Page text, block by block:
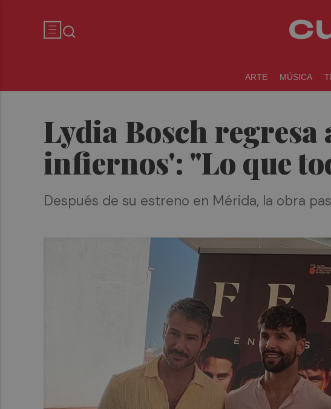
ARTE MÚSICA
Lydia Bosch regresa
infiernos': "Lo que
Después de su estreno en Mérida, la obra